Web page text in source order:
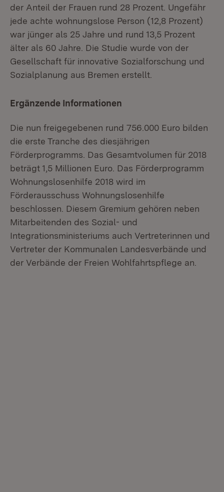
der Anteil der Frauen rund 28 Prozent. Ungefähr
jede achte wohnungslose Person (12,8 Prozent)
war jünger als 25 Jahre und rund 13,5 Prozent
älter als 60 Jahre. Die Studie wurde von der
Gesellschaft für innovative Sozialforschung und
Sozialplanung aus Bremen erstellt.
Ergänzende Informationen
Die nun freigegebenen rund 756.000 Euro bilden
die erste Tranche des diesjährigen
Förderprogramms. Das Gesamtvolumen für 2018
beträgt 1,5 Millionen Euro. Das Förderprogramm
Wohnungslosenhilfe 2018 wird im
Förderausschuss Wohnungslosenhilfe
beschlossen. Diesem Gremium gehören neben
Mitarbeitenden des Sozial- und
Integrationsministeriums auch Vertreterinnen und
Vertreter der Kommunalen Landesverbände und
der Verbände der Freien Wohlfahrtspflege an.